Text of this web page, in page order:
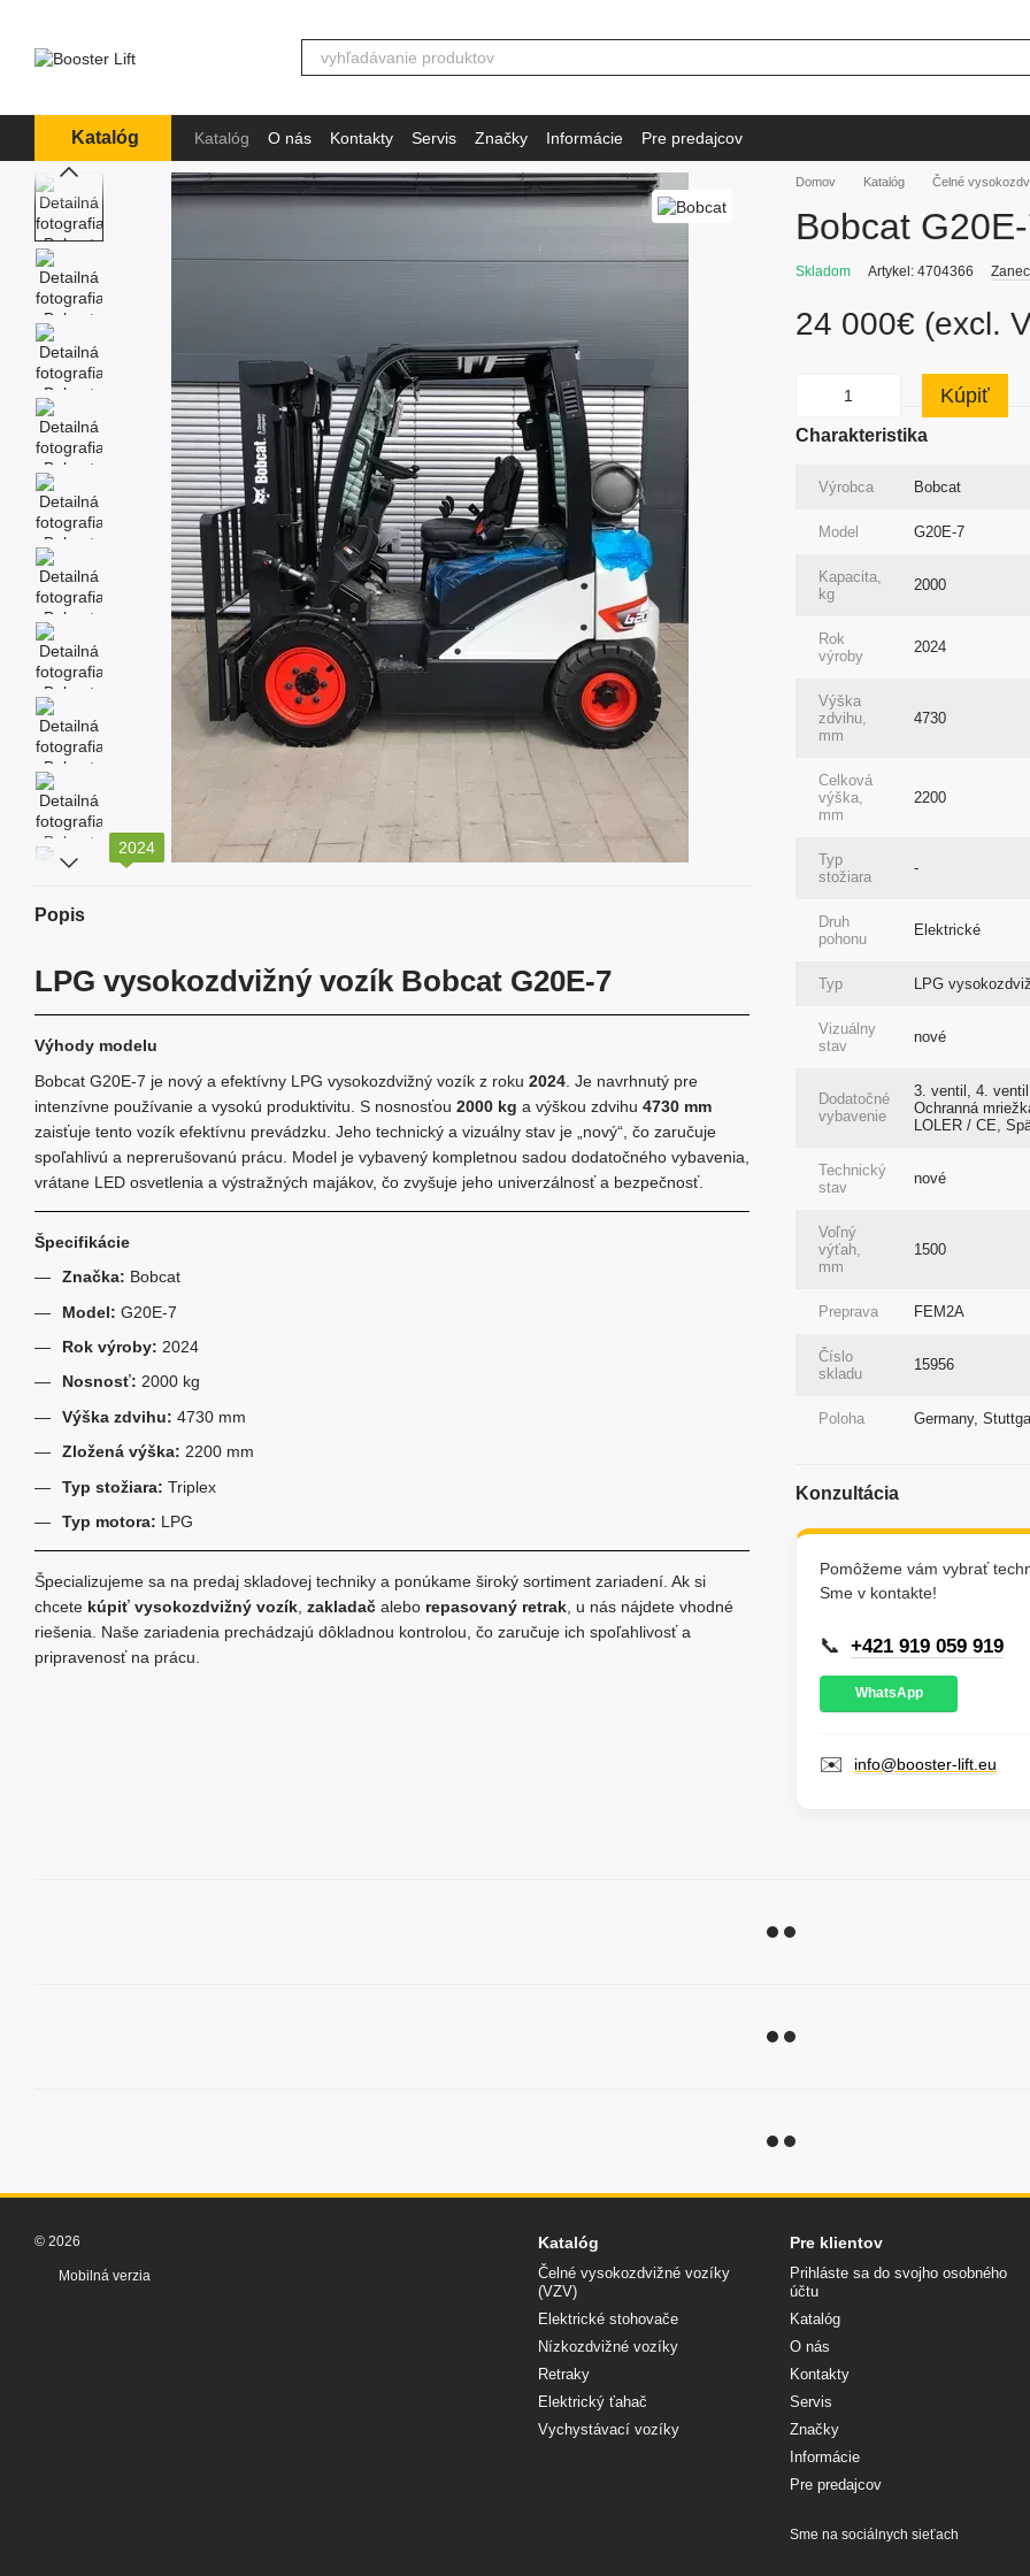
Katalóg Katalóg O nás Kontakty Servis Značky Informácie Pre predajcov
2024
Popis
LPG vysokozdvižný vozík Bobcat G20E-7
Výhody modelu
Bobcat G20E-7 je nový a efektívny LPG vysokozdvižný vozík z roku 2024 . Je navrhnutý pre
intenzívne používanie a vysokú produktivitu. S nosnosťou 2000 kg a výškou zdvihu 4730 mm
zaisťuje tento vozík efektívnu prevádzku. Jeho technický a vizuálny stav je „nový“, čo zaručuje
spoľahlivú a neprerušovanú prácu. Model je vybavený kompletnou sadou dodatočného vybavenia,
vrátane LED osvetlenia a výstražných majákov, čo zvyšuje jeho univerzálnosť a bezpečnosť.
Špecifikácie
Značka: Bobcat
Model: G20E-7
Rok výroby: 2024
Nosnosť: 2000 kg
Výška zdvihu: 4730 mm
Zložená výška: 2200 mm
Typ stožiara: Triplex
Typ motora: LPG
Špecializujeme sa na predaj skladovej techniky a ponúkame široký sortiment zariadení. Ak si
chcete kúpiť vysokozdvižný vozík zakladač alebo repasovaný retrak , u nás nájdete vhodné
riešenia. Naše zariadenia prechádzajú dôkladnou kontrolou, čo zaručuje ich spoľahlivosť a
pripravenosť na prácu.
Domov Katalóg Čelné
Bobcat
Skladom Artykel: 4704366
24 000€ (excl.
Kúpiť
Charakteristika
Výrobca Bobcat
Model G20E-7
Kapacita,
kg
2000
Rok
výroby
2024
Výška
zdvihu,
mm
4730
Celková
výška,
mm
2200
Typ
stožiara
-
Druh
pohonu
Elektrické
Typ LPG
Vizuálny
stav
nové
Dodatočné
vybavenie
3. ventil, 4.
Ochranná
LOLER / CE,
Technický
stav
nové
Voľný
výťah,
mm
1500
Preprava FEM2A
Číslo
skladu
15956
Poloha Germany,
Konzultácia
Pomôžeme vám vybrať
Sme v kontakte!
📞 +421 919 059 919
WhatsApp
✉️ info@booster-lift.eu
© 2026
Mobilná verzia
Katalóg
Čelné vysokozdvižné vozíky
(VZV)
Elektrické stohovače
Nízkozdvižné vozíky
Retraky
Elektrický ťahač
Vychystávací vozíky
Pre klientov
Prihláste sa do svojho osobného
účtu
Katalóg
O nás
Kontakty
Servis
Značky
Informácie
Pre predajcov
Sme na sociálnych sieťach